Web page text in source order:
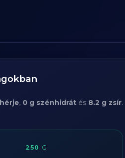
, 0 g szénhidrát és 8.2 g zsír
250 G